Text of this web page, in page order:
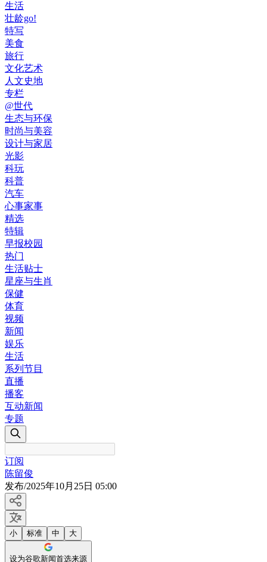
生活
壮龄go!
特写
美食
旅行
文化艺术
人文史地
专栏
@世代
生态与环保
时尚与美容
设计与家居
光影
科玩
科普
汽车
心事家事
精选
特辑
早报校园
热门
生活贴士
星座与生肖
保健
体育
视频
新闻
娱乐
生活
系列节目
直播
播客
互动新闻
专题
订阅
陈留俊
发布/2025年10月25日 05:00
小 标准 中 大
设为谷歌新闻首选来源